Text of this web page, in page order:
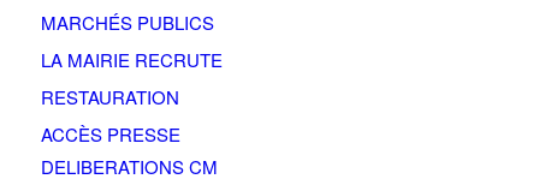
MARCHÉS PUBLICS
LA MAIRIE RECRUTE
RESTAURATION
ACCÈS PRESSE
DELIBERATIONS CM